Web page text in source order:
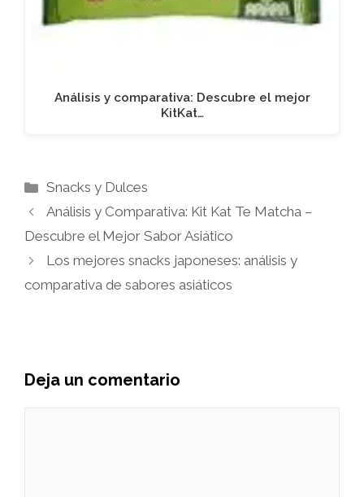
Análisis y comparativa: Descubre el mejor
KitKat…
Categorías
Snacks y Dulces
Análisis y Comparativa: Kit Kat Te Matcha –
Descubre el Mejor Sabor Asiático
Los mejores snacks japoneses: análisis y
comparativa de sabores asiáticos
Deja un comentario